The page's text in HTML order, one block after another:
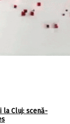
la Cluj: scenă-